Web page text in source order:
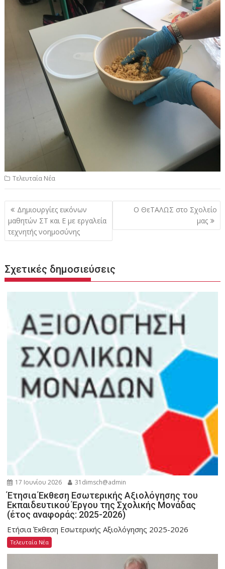
Τελευταία Νέα
Πλοήγηση
άρθρων
Δημιουργίες εικόνων
μαθητών ΣΤ και Ε με εργαλεία
τεχνητής νοημοσύνης
Ο ΘεΤΑΛΩΣ στο Σχολείο
μας
Σχετικές δημοσιεύσεις
17 Ιουνίου 2026 31dimsch@admin
Έτησια Έκθεση Εσωτερικής Αξιολόγησης του
Εκπαιδευτικού Έργου της Σχολικής Μονάδας
(έτος αναφοράς: 2025-2026)
Ετήσια Έκθεση Εσωτερικής Αξιολόγησης 2025-2026
Τελευταία Νέα